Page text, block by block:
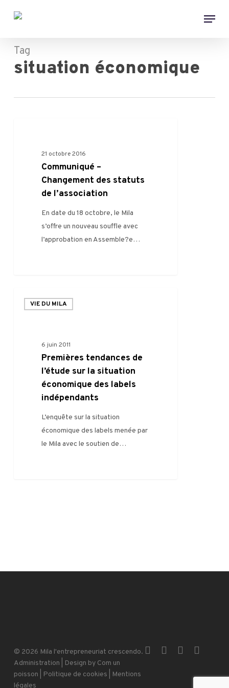
content
Menu
Tag
situation économique
21 octobre 2016
Communiqué –
Changement des statuts
de l’association
En date du 18 octobre, le Mila
s’offre un nouveau souffle avec
l’approbation en Assemble?e…
VIE DU MILA
6 juin 2011
Premières tendances de
l’étude sur la situation
économique des labels
indépendants
L’enquête sur la situation
économique des labels menée par
le Mila avec le soutien de…
© 2026 Mila l'entrepreneuriat crescendo.
Administration | Design by Com un
poisson
Politique de cookies
Mentions
légales
x-
facebookinstagram
email